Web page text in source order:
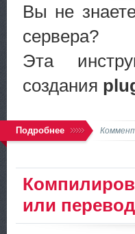
Вы не
сервера?
Эта
создания
Подробнее
или